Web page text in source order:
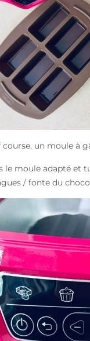
un moule à
le moule adapté
/ fonte du